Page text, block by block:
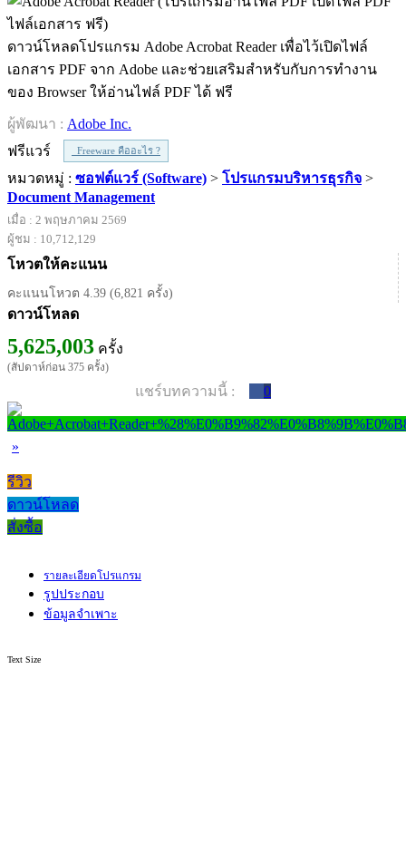
ดาวน์โหลดโปรแกรม Adobe Acrobat Reader เพื่อไว้เปิดไฟล์
เอกสาร PDF จาก Adobe และช่วยเสริมสำหรับกับการทำงาน
ของ Browser ให้อ่านไฟล์ PDF ได้ ฟรี
ผู้พัฒนา : Adobe Inc.
ฟรีแวร์
Freeware คืออะไร ?
หมวดหมู่ : ซอฟต์แวร์ (Software) > โปรแกรมบริหารธุรกิจ >
Document Management
เมื่อ : 2 พฤษภาคม 2569
ผู้ชม : 10,712,129
โหวตให้คะแนน
คะแนนโหวต 4.39 (6,821 ครั้ง)
ดาวน์โหลด
5,625,003 ครั้ง
(สัปดาห์ก่อน 375 ครั้ง)
แชร์บทความนี้ : 0
»
รีวิว
ดาวน์โหลด
สั่งซื้อ
รายละเอียดโปรแกรม
รูปประกอบ
ข้อมูลจำเพาะ
Text Size